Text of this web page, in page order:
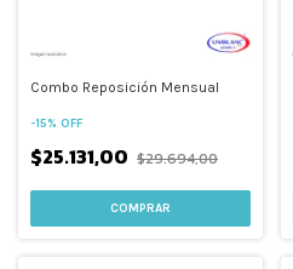
Combo Reposición Mensual
-15% OFF
$25.131,00 $29.694,00
COMPRAR